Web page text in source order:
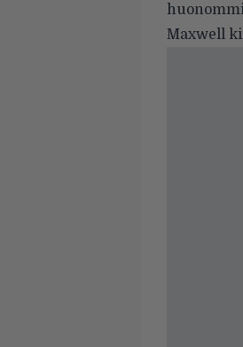
Maxwell